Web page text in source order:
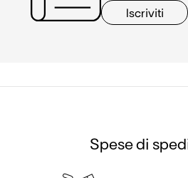
Iscriviti
Spese di